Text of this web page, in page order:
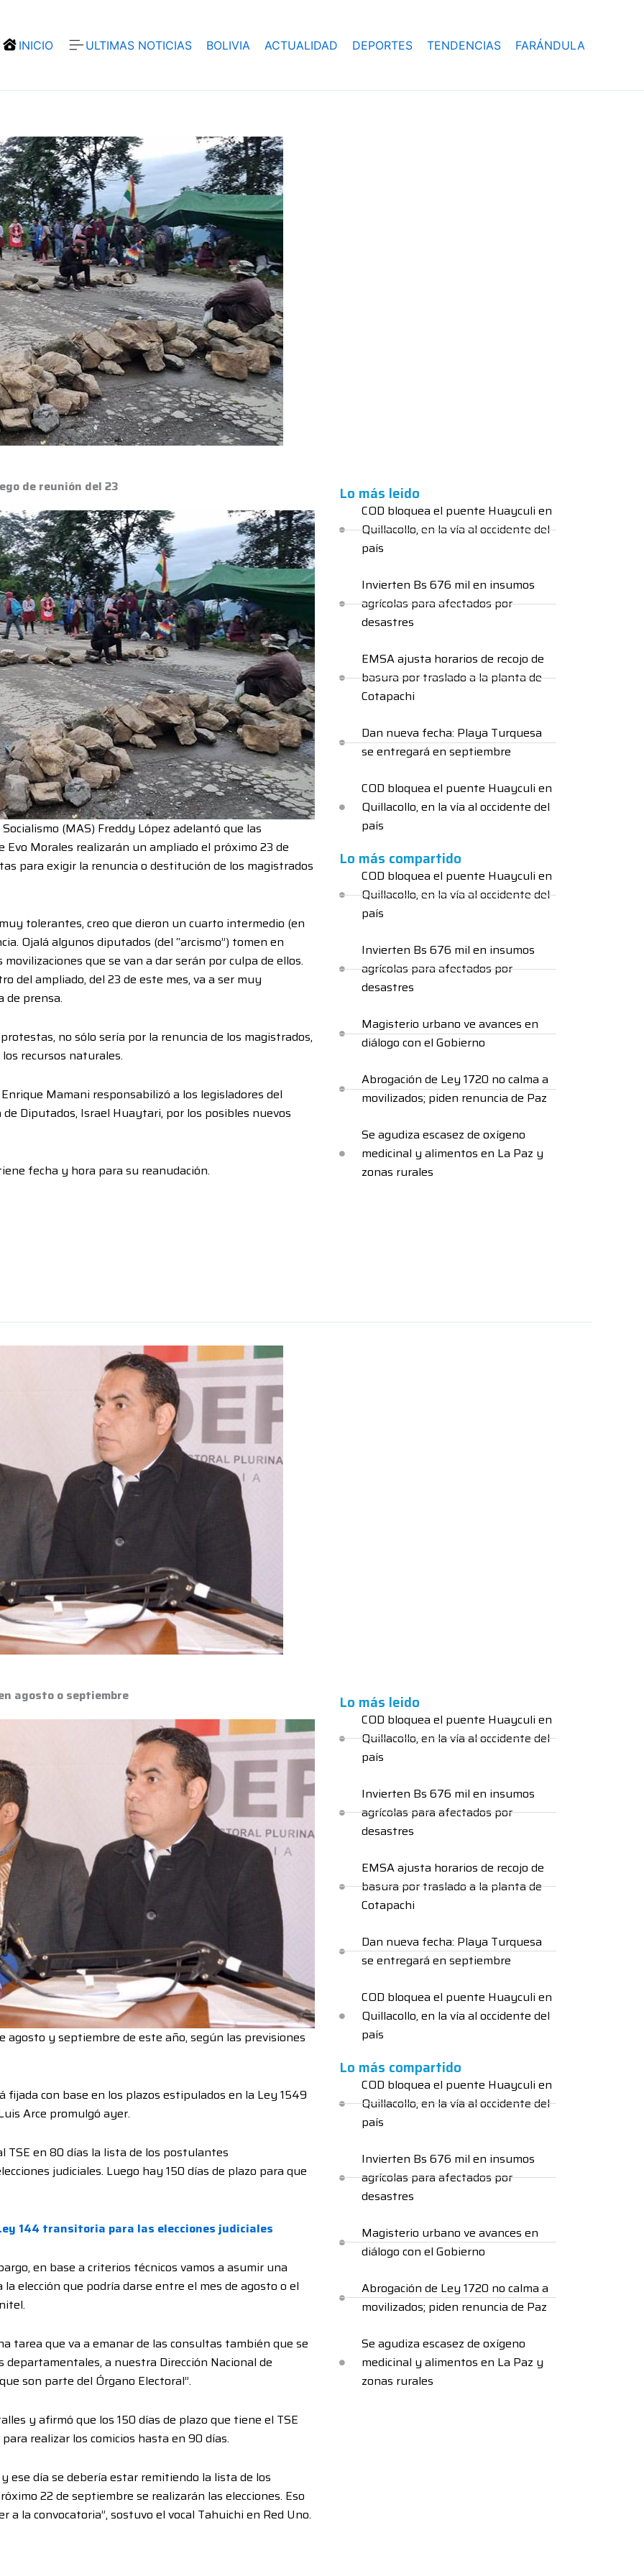
INICIO ULTIMAS NOTICIAS BOLIVIA ACTUALIDAD DEPORTES TENDENCIAS FARÁNDULA
de reunión del 23
(MAS) Freddy López adelantó que las
Morales realizarán un ampliado el próximo 23 de
para exigir la renuncia o destitución de los magistrados
tolerantes, creo que dieron un cuarto intermedio (en
Ojalá algunos diputados (del “arcismo”) tomen en
que se van a dar serán por culpa de ellos.
del ampliado, del 23 de este mes, va a ser muy
de prensa.
no sólo sería por la renuncia de los magistrados,
recursos naturales.
Mamani responsabilizó a los legisladores del
de Diputados, Israel Huaytari, por los posibles nuevos
fecha y hora para su reanudación.
Lo más leido
COD bloquea el puente Huayculi en
Quillacollo, en la vía al occidente del
país
Invierten Bs 676 mil en insumos
agrícolas para afectados por
desastres
EMSA ajusta horarios de recojo de
basura por traslado a la planta de
Cotapachi
Dan nueva fecha: Playa Turquesa
se entregará en septiembre
COD bloquea el puente Huayculi en
Quillacollo, en la vía al occidente del
país
Lo más compartido
COD bloquea el puente Huayculi en
Quillacollo, en la vía al occidente del
país
Invierten Bs 676 mil en insumos
agrícolas para afectados por
desastres
Magisterio urbano ve avances en
diálogo con el Gobierno
Abrogación de Ley 1720 no calma a
movilizados; piden renuncia de Paz
Se agudiza escasez de oxígeno
medicinal y alimentos en La Paz y
zonas rurales
agosto o septiembre
agosto y septiembre de este año, según las previsiones
fijada con base en los plazos estipulados en la Ley 1549
Arce promulgó ayer.
TSE en 80 días la lista de los postulantes
judiciales. Luego hay 150 días de plazo para que
144 transitoria para las elecciones judiciales
en base a criterios técnicos vamos a asumir una
elección que podría darse entre el mes de agosto o el
tarea que va a emanar de las consultas también que se
a nuestra Dirección Nacional de
son parte del Órgano Electoral”.
y afirmó que los 150 días de plazo que tiene el TSE
realizar los comicios hasta en 90 días.
ese día se debería estar remitiendo la lista de los
22 de septiembre se realizarán las elecciones. Eso
la convocatoria”, sostuvo el vocal Tahuichi en Red Uno.
Lo más leido
COD bloquea el puente Huayculi en
Quillacollo, en la vía al occidente del
país
Invierten Bs 676 mil en insumos
agrícolas para afectados por
desastres
EMSA ajusta horarios de recojo de
basura por traslado a la planta de
Cotapachi
Dan nueva fecha: Playa Turquesa
se entregará en septiembre
COD bloquea el puente Huayculi en
Quillacollo, en la vía al occidente del
país
Lo más compartido
COD bloquea el puente Huayculi en
Quillacollo, en la vía al occidente del
país
Invierten Bs 676 mil en insumos
agrícolas para afectados por
desastres
Magisterio urbano ve avances en
diálogo con el Gobierno
Abrogación de Ley 1720 no calma a
movilizados; piden renuncia de Paz
Se agudiza escasez de oxígeno
medicinal y alimentos en La Paz y
zonas rurales